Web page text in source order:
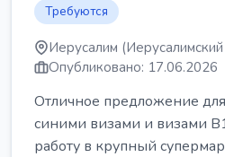
Требуются
Иерусалим (Иерусалимский
Опубликовано: 17.06.2026
Отличное предложение
синими визами и визами
работу в крупный